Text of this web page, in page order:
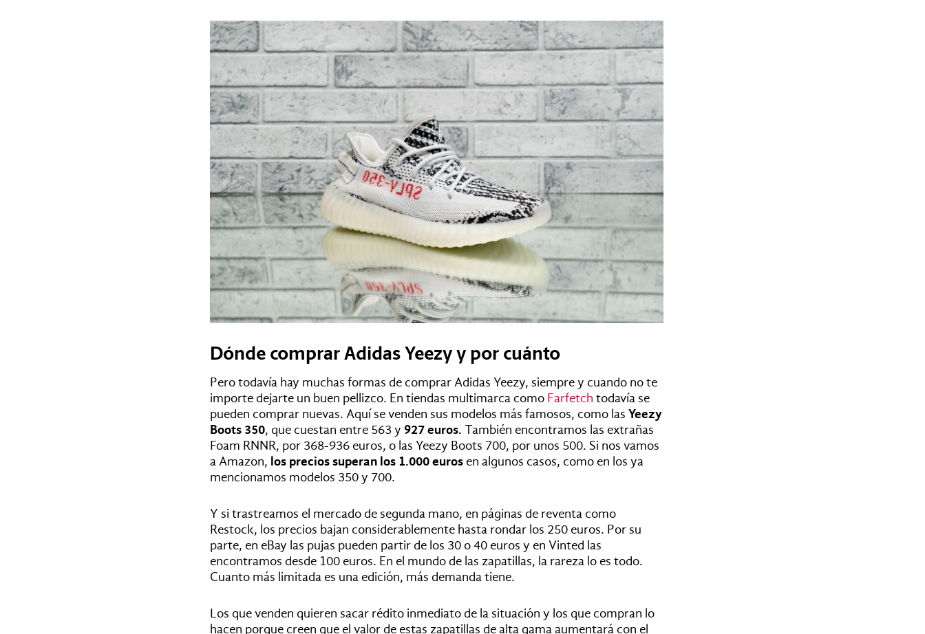
Dónde comprar Adidas Yeezy y por cuánto
Pero todavía hay muchas formas de comprar Adidas Yeezy, siempre y cuando no te
importe dejarte un buen pellizco. En tiendas multimarca como Farfetch todavía se
pueden comprar nuevas. Aquí se venden sus modelos más famosos, como las Yeezy
Boots 350, que cuestan entre 563 y 927 euros. También encontramos las extrañas
Foam RNNR, por 368-936 euros, o las Yeezy Boots 700, por unos 500. Si nos vamos
a Amazon, los precios superan los 1.000 euros en algunos casos, como en los ya
mencionamos modelos 350 y 700.
Y si trastreamos el mercado de segunda mano, en páginas de reventa como
Restock, los precios bajan considerablemente hasta rondar los 250 euros. Por su
parte, en eBay las pujas pueden partir de los 30 o 40 euros y en Vinted las
encontramos desde 100 euros. En el mundo de las zapatillas, la rareza lo es todo.
Cuanto más limitada es una edición, más demanda tiene.
Los que venden quieren sacar rédito inmediato de la situación y los que compran lo
hacen porque creen que el valor de estas zapatillas de alta gama aumentará con el